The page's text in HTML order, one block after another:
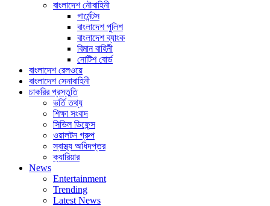
বাংলাদেশ নৌবাহিনী
গার্মেন্টস
বাংলাদেশ পুলিশ
বাংলাদেশ ব্যাংক
বিমান বাহিনী
নোটিশ বোর্ড
বাংলাদেশ রেলওয়ে
বাংলাদেশ সেনাবাহিনী
চাকরির প্রস্তুতি
ভর্তি তথ্য
শিক্ষা সংবাদ
সিভিল ডিফেন্স
ওয়ালটন গ্রুপ
স্বাস্থ্য অধিদপ্তর
ক্যারিয়ার
News
Entertainment
Trending
Latest News